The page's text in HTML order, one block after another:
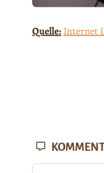
Quelle:Internet